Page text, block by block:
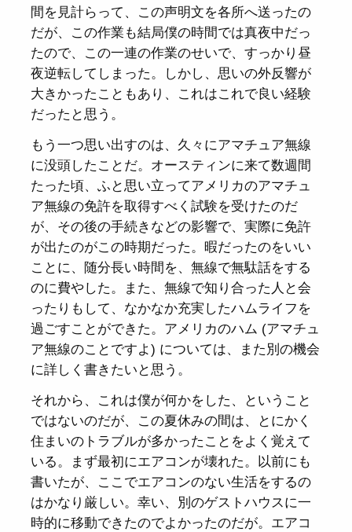
間を見計らって、この声明文を各所へ送ったの
だが、この作業も結局僕の時間では真夜中だっ
たので、この一連の作業のせいで、すっかり昼
夜逆転してしまった。しかし、思いの外反響が
大きかったこともあり、これはこれで良い経験
だったと思う。
もう一つ思い出すのは、久々にアマチュア無線
に没頭したことだ。オースティンに来て数週間
たった頃、ふと思い立ってアメリカのアマチュ
ア無線の免許を取得すべく試験を受けたのだ
が、その後の手続きなどの影響で、実際に免許
が出たのがこの時期だった。暇だったのをいい
ことに、随分長い時間を、無線で無駄話をする
のに費やした。また、無線で知り合った人と会
ったりもして、なかなか充実したハムライフを
過ごすことができた。アメリカのハム (アマチュ
ア無線のことですよ) については、また別の機会
に詳しく書きたいと思う。
それから、これは僕が何かをした、ということ
ではないのだが、この夏休みの間は、とにかく
住まいのトラブルが多かったことをよく覚えて
いる。まず最初にエアコンが壊れた。以前にも
書いたが、ここでエアコンのない生活をするの
はかなり厳しい。幸い、別のゲストハウスに一
時的に移動できたのでよかったのだが。エアコ